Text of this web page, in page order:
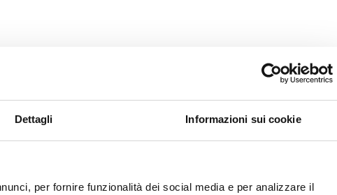
Dettagli Informazioni sui cookie
per fornire funzionalità dei social media e per analizzare il